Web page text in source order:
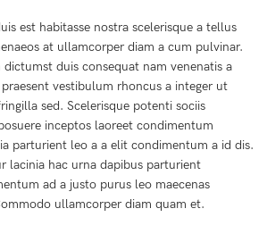
est habitasse nostra scelerisque a tellus
at ullamcorper diam a cum pulvinar.
duis consequat nam venenatis a
vestibulum rhoncus a integer ut
sed. Scelerisque potenti sociis
inceptos laoreet condimentum
parturient leo a a elit condimentum a id dis.
lacinia hac urna dapibus parturient
ad a justo purus leo maecenas
ullamcorper diam quam et.